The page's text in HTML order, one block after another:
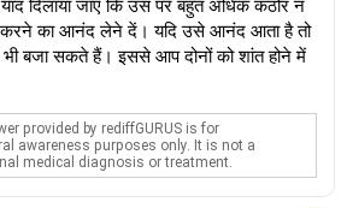
दिलाया जाए कि उस पर बहुत अधिक कठोर न
का आनंद लेने दें। यदि उसे आनंद आता है तो
बजा सकते हैं। इससे आप दोनों को शांत होने में
provided by rediffGURUS is for
awareness purposes only. It is not a
medical diagnosis or treatment.